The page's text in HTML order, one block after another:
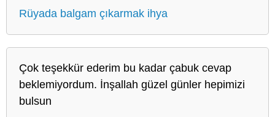
Rüyada balgam çıkarmak ihya
Çok teşekkür ederim bu kadar çabuk cevap
beklemiyordum. İnşallah güzel günler hepimizi
bulsun